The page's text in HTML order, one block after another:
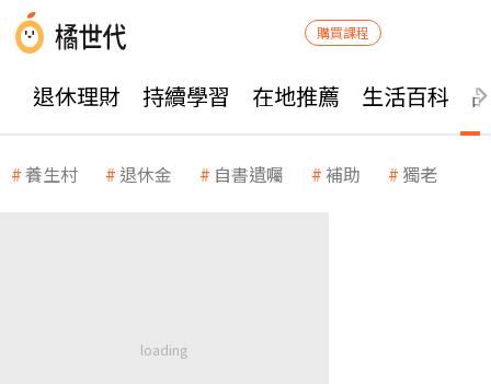
購買課程
退休理財 持續學習 在地推薦 生活百科
養生村 退休金 自書遺囑 補助 獨老